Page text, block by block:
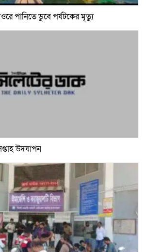
পানিতে ডুবে পর্যটকের মৃত্যু
উদযাপন